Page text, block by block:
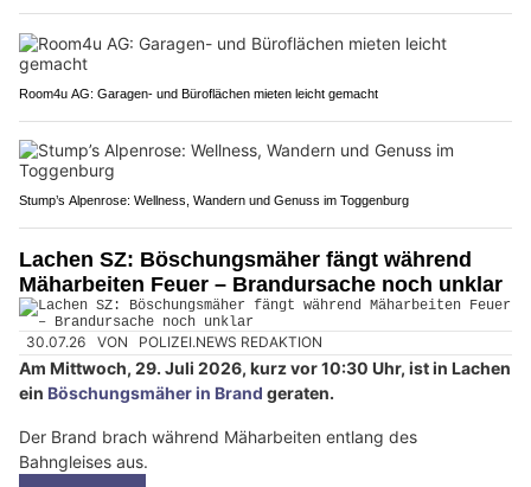
Room4u AG: Garagen- und Büroflächen mieten leicht gemacht
Stump’s Alpenrose: Wellness, Wandern und Genuss im Toggenburg
Lachen SZ: Böschungsmäher fängt während
Mäharbeiten Feuer – Brandursache noch unklar
30.07.26 VON POLIZEI.NEWS REDAKTION
Am Mittwoch, 29. Juli 2026, kurz vor 10:30 Uhr, ist in Lachen
ein Böschungsmäher in Brand geraten.
Der Brand brach während Mäharbeiten entlang des
Bahngleises aus.